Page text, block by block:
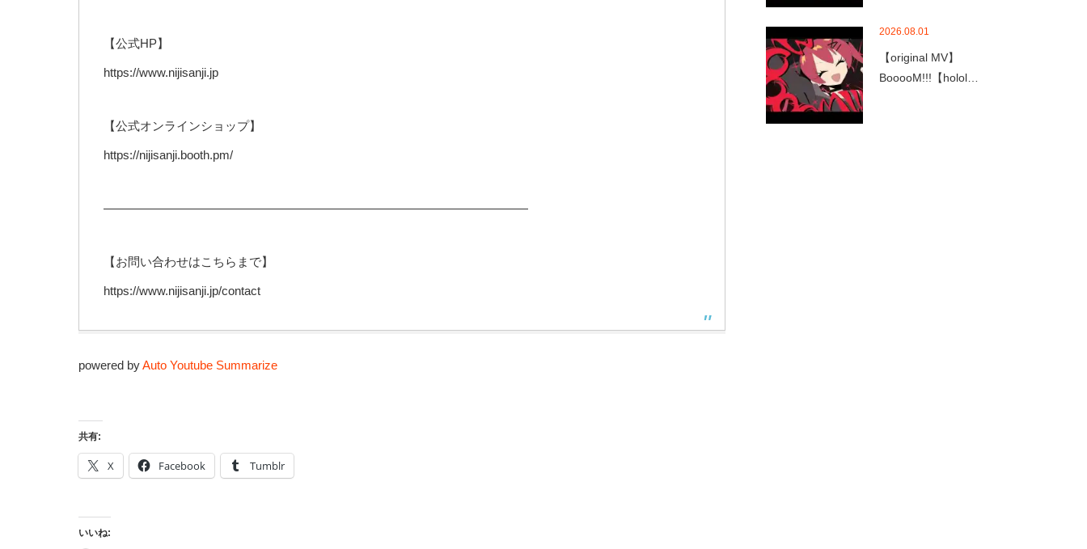
【公式HP】
https://www.nijisanji.jp
【公式オンラインショップ】
https://nijisanji.booth.pm/
———————————————————————————————————
【お問い合わせはこちらまで】
https://www.nijisanji.jp/contact
powered byAuto Youtube Summarize
共有:
X Facebook Tumblr
いいね:
2026.08.01
【original MV】
BooooM!!!【holol…